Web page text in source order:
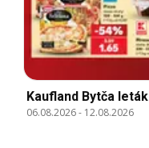
Kaufland Bytča leták
06.08.2026- 12.08.2026